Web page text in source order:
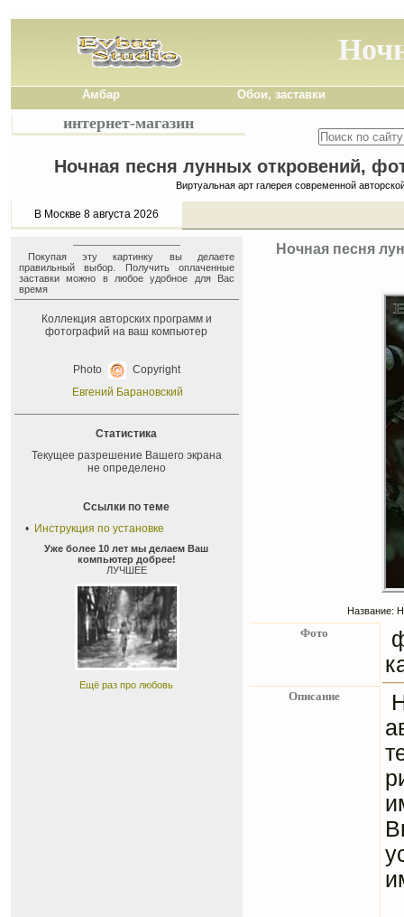
Амбар Обои, заставки
интернет-магазин
Ночная песня лунных откровений,
Виртуальная арт галерея современной
В Москве 8 августа 2026
Покупая эту картинку вы делаете
правильный выбор. Получить оплаченные
заставки можно в любое удобное для Вас
время
Коллекция авторских программ и
фотографий на ваш компьютер
Photo
Copyright
Евгений Барановский
Статистика
Текущее разрешение Вашего экрана
не определено
Ссылки по теме
• Инструкция по установке
Уже более 10 лет мы делаем Ваш
компьютер добрее!
ЛУЧШЕЕ
Ещё раз про любовь
Ночная песня
Название:
Фото
Описание